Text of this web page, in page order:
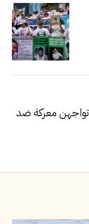
تواجهن معركة ضد